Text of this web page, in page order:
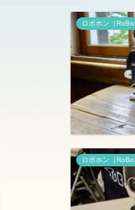
ロボホン（
ロボホン（